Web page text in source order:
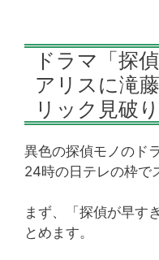
ドラマ「探
アリスに滝
リック見破
異色の探偵モノのド
24時の日テレの枠で
まず、「探偵が早す
とめます。